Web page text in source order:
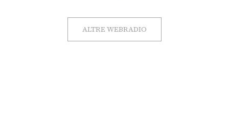
ALTRE WEBRADIO